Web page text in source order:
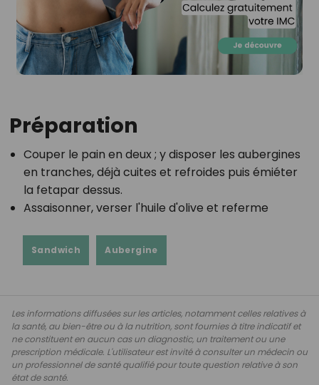
Préparation
Couper le pain en deux ; y disposer les aubergines
en tranches, déjà cuites et refroides puis émiéter
la fetapar dessus.
Assaisonner, verser l'huile d'olive et referme
Sandwich Aubergine
Les informations diffusées sur les articles, notamment celles relatives à
la santé, au bien-être ou à la nutrition, sont fournies à titre indicatif et
ne constituent en aucun cas un diagnostic, un traitement ou une
prescription médicale. L'utilisateur est invité à consulter un médecin ou
un professionnel de santé qualifié pour toute question relative à son
état de santé.